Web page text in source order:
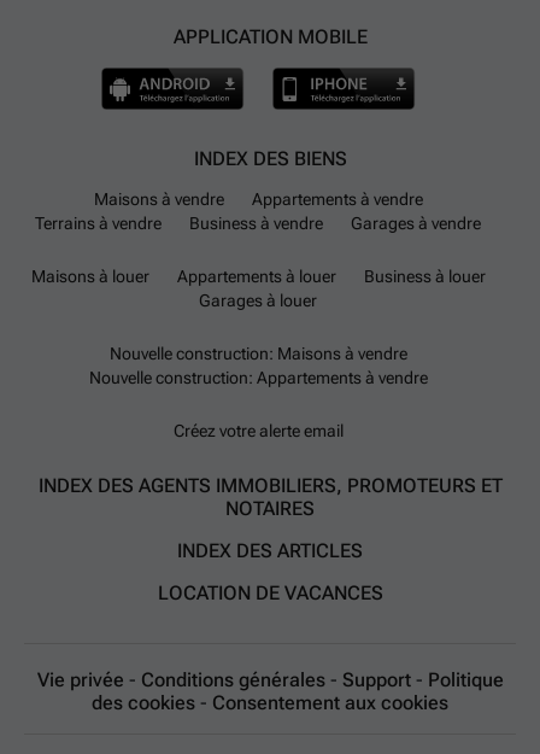
APPLICATION MOBILE
INDEX DES BIENS
Maisons à vendre
Appartements à vendre
Terrains à vendre
Business à vendre Garages à vendre
Maisons à louer Appartements à louer
Business à louer
Garages à louer
Nouvelle construction: Maisons à vendre
Nouvelle construction: Appartements à vendre
Créez votre alerte email
INDEX DES AGENTS IMMOBILIERS, PROMOTEURS ET
NOTAIRES
INDEX DES ARTICLES
LOCATION DE VACANCES
Vie privée - Conditions générales - Support - Politique
des cookies - Consentement aux cookies